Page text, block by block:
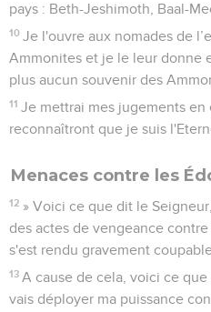
pays : Beth-Jeshimoth, Baal-
10 Je l'ouvre aux nomades de
Ammonites et je le leur donne
plus aucun souvenir des
11 Je mettrai mes jugements
reconnaîtront que je suis
Menaces contre les
12 » Voici ce que dit le
des actes de vengeance
s'est rendu gravement
13 A cause de cela, voici ce
vais déployer ma puissance